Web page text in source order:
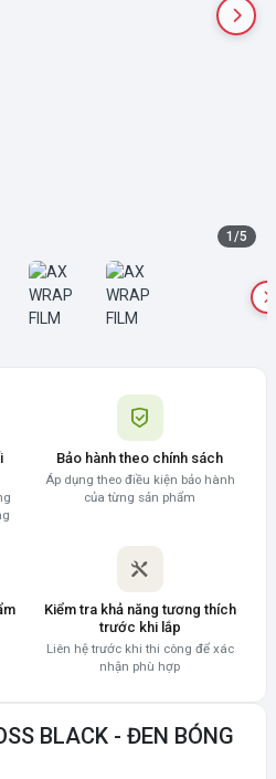
1 /5
Bảo hành theo chính sách
Áp dụng theo điều kiện bảo hành
của từng sản phẩm
Kiểm tra khả năng tương thích
trước khi lắp
Liên hệ trước khi thi công để xác
nhận phù hợp
BLACK - ĐEN BÓNG